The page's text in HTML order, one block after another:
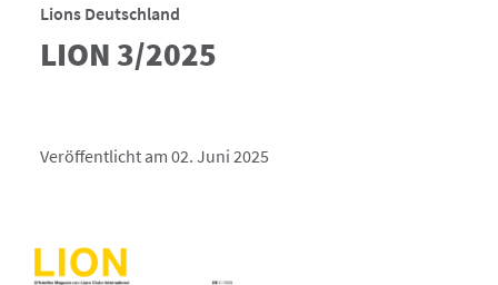
Lions Deutschland
LION 3/2025
Veröffentlicht am 02. Juni 2025